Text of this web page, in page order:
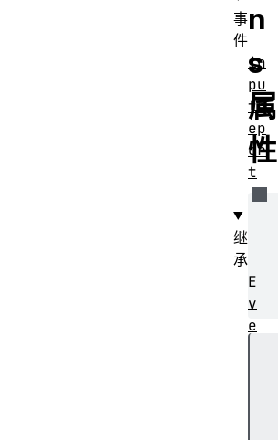
n
s
属
性
事
件
in
pu
tr
ep
or
t
继
承
E
v
e